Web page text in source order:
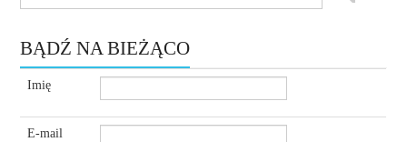
BĄDŹ NA BIEŻĄCO
Imię
E-mail